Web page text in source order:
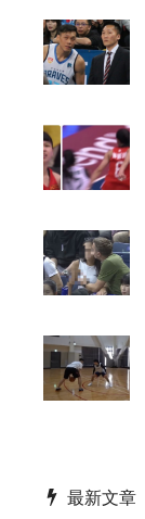
最新文章